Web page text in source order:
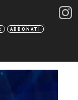
ABBONATI